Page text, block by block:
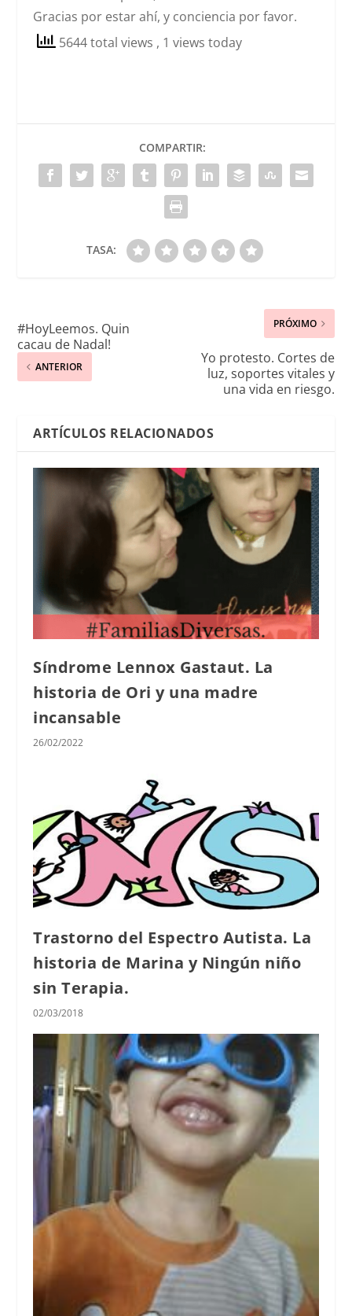
Gracias por estar ahí, y conciencia por favor.
5644 total views , 1 views today
COMPARTIR:
TASA:
#HoyLeemos. Quin
cacau de Nadal!
ANTERIOR
PRÓXIMO
Yo protesto. Cortes de
luz, soportes vitales y
una vida en riesgo.
ARTÍCULOS RELACIONADOS
Síndrome Lennox Gastaut. La
historia de Ori y una madre
incansable
26/02/2022
Trastorno del Espectro Autista. La
historia de Marina y Ningún niño
sin Terapia.
02/03/2018